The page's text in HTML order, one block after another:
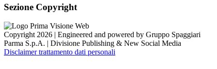
Sezione Copyright
Copyright 2026 | Engineered and powered by Gruppo Spaggiari
Parma S.p.A. | Divisione Publishing & New Social Media
Disclaimer trattamento dati personali